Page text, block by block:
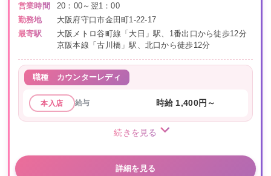
営業時間
20：00～翌1：00
勤務地
大阪府守口市金田町1-22-17
最寄駅
大阪メトロ谷町線「大日」駅、1番出口から徒歩12分
京阪本線「古川橋」駅、北口から徒歩12分
職種 カウンターレディ
本入店 給与 時給 1,400円～
続きを見る
詳細を見る